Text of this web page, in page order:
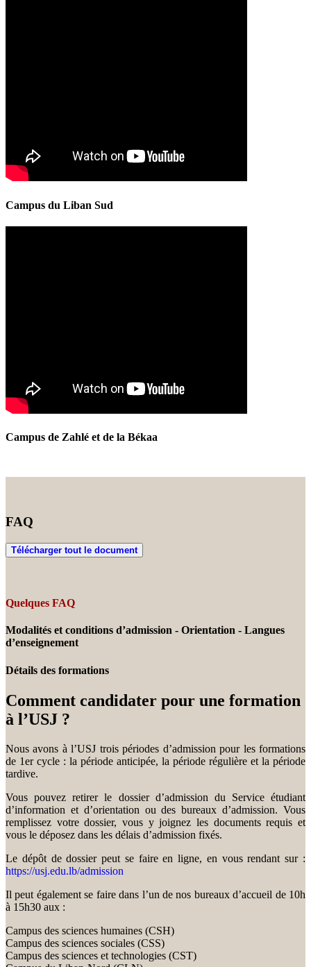
Campus du Liban Sud
Campus de Zahlé et de la Békaa
FAQ
Télécharger tout le document
Quelques FAQ
Modalités et conditions d’admission - Orientation - Langues
d’enseignement
Détails des formations
Comment candidater pour une formation
à l’USJ ?
Nous avons à l’USJ trois périodes d’admission pour les formations
de 1er cycle : la période anticipée, la période régulière et la période
tardive.
Vous pouvez retirer le dossier d’admission du Service étudiant
d’information et d’orientation ou des bureaux d’admission. Vous
remplissez votre dossier, vous y joignez les documents requis et
vous le déposez dans les délais d’admission fixés.
Le dépôt de dossier peut se faire en ligne, en vous rendant sur :
https://usj.edu.lb/admission
Il peut également se faire dans l’un de nos bureaux d’accueil de 10h
à 15h30 aux :
Campus des sciences humaines (CSH)
Campus des sciences sociales (CSS)
Campus des sciences et technologies (CST)